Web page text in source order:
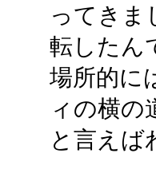
ってきま
転したん
場所的に
ィの横の
と言えば